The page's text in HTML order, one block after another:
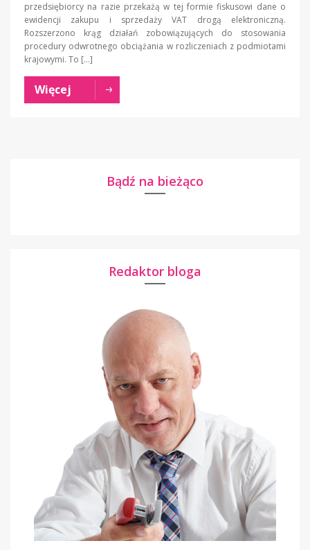
przedsiębiorcy na razie przekażą w tej formie fiskusowi dane o
ewidencji zakupu i sprzedaży VAT drogą elektroniczną.
Rozszerzono krąg działań zobowiązujących do stosowania
procedury odwrotnego obciążania w rozliczeniach z podmiotami
krajowymi. To […]
Więcej
Bądź na bieżąco
Redaktor bloga